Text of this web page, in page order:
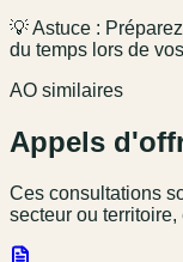
💡 Astuce :
du temps lors de
AO similaires
Appels
Ces consultations
secteur ou